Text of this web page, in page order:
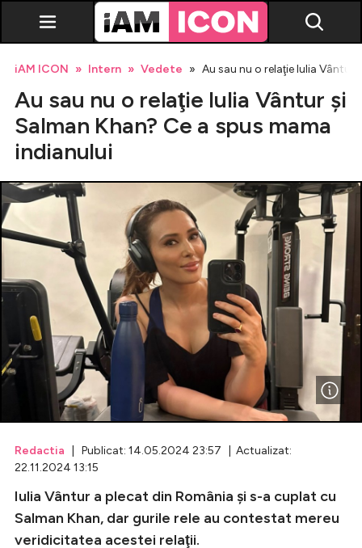
Breaking news
Evenimente
Emisiuni TV
Horoscop
Lifestyle
Celebrități
iAM ICON Intern Vedete Au sau nu o relaţie Iulia Vântur
Au sau nu o relaţie Iulia Vântur şi
Salman Khan? Ce a spus mama
indianului
Redactia | Publicat: 14.05.2024 23:57 | Actualizat:
22.11.2024 13:15
Iulia Vântur a plecat din România şi s-a cuplat cu
Salman Khan, dar gurile rele au contestat mereu
veridicitatea acestei relaţii.